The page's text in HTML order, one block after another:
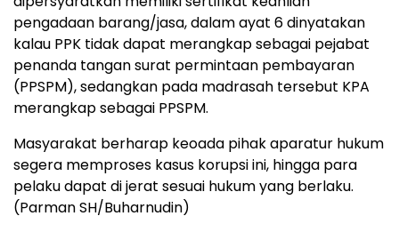
pengadaan barang/jasa, dalam ayat 6 dinyatakan
kalau PPK tidak dapat merangkap sebagai pejabat
penanda tangan surat permintaan pembayaran
(PPSPM), sedangkan pada madrasah tersebut KPA
merangkap sebagai PPSPM.
Masyarakat berharap keoada pihak aparatur hukum
segera memproses kasus korupsi ini, hingga para
pelaku dapat di jerat sesuai hukum yang berlaku.
(Parman SH/Buharnudin)